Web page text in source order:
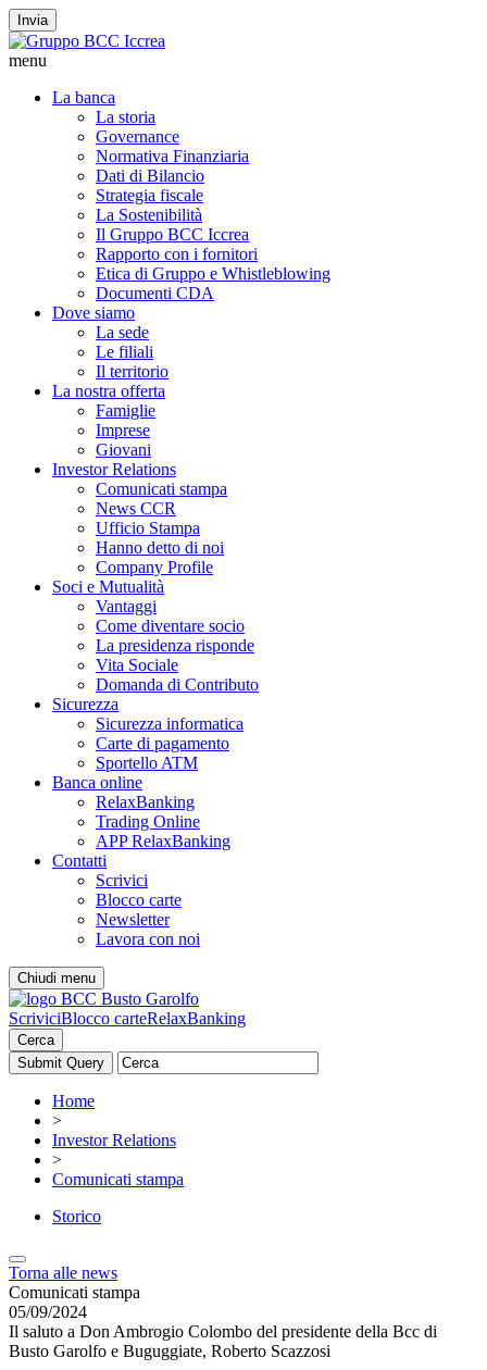
Invia
menu
La banca
La storia
Governance
Normativa Finanziaria
Dati di Bilancio
Strategia fiscale
La Sostenibilità
Il Gruppo BCC Iccrea
Rapporto con i fornitori
Etica di Gruppo e Whistleblowing
Documenti CDA
Dove siamo
La sede
Le filiali
Il territorio
La nostra offerta
Famiglie
Imprese
Giovani
Investor Relations
Comunicati stampa
News CCR
Ufficio Stampa
Hanno detto di noi
Company Profile
Soci e Mutualità
Vantaggi
Come diventare socio
La presidenza risponde
Vita Sociale
Domanda di Contributo
Sicurezza
Sicurezza informatica
Carte di pagamento
Sportello ATM
Banca online
RelaxBanking
Trading Online
APP RelaxBanking
Contatti
Scrivici
Blocco carte
Newsletter
Lavora con noi
Chiudi menu
ScriviciBlocco carteRelaxBanking
Cerca
Home
>
Investor Relations
>
Comunicati stampa
Storico
Torna alle news
Comunicati stampa
05/09/2024
Il saluto a Don Ambrogio Colombo del presidente della Bcc di
Busto Garolfo e Buguggiate, Roberto Scazzosi